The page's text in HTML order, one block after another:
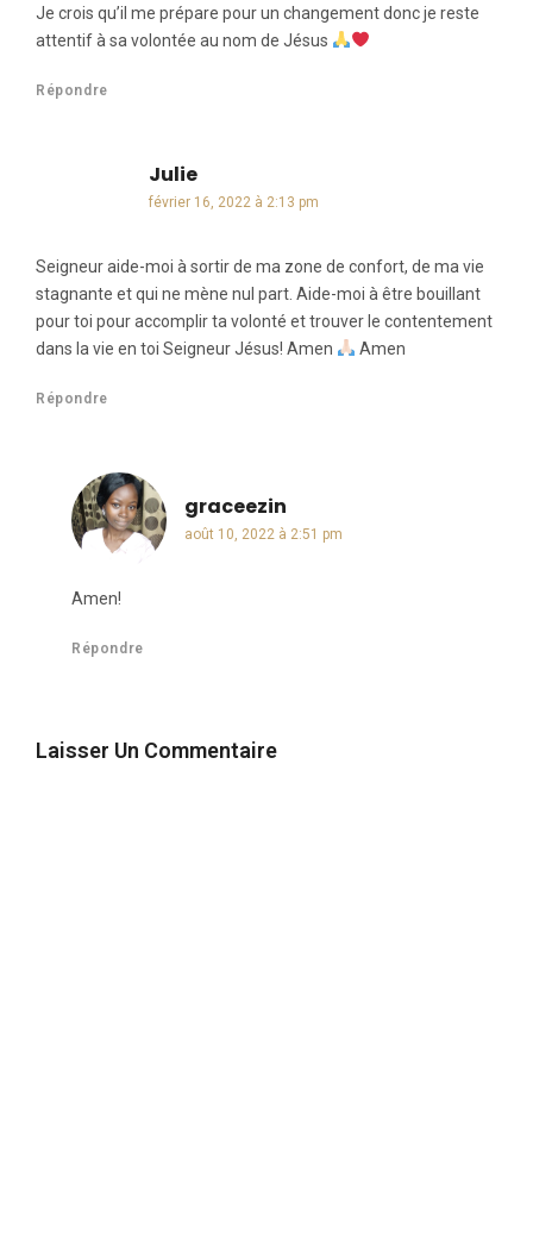
Je crois qu’il me prépare pour un changement donc je reste
attentif à sa volontée au nom de Jésus
Répondre
Juliedit :
février 16, 2022 à 2:13 pm
Seigneur aide-moi à sortir de ma zone de confort, de ma vie
stagnante et qui ne mène nul part. Aide-moi à être bouillant
pour toi pour accomplir ta volonté et trouver le contentement
dans la vie en toi Seigneur Jésus! Amen
Amen
Répondre
graceezin
août 10, 2022 à 2:51 pm
Amen!
Répondre
Laisser Un Commentaire